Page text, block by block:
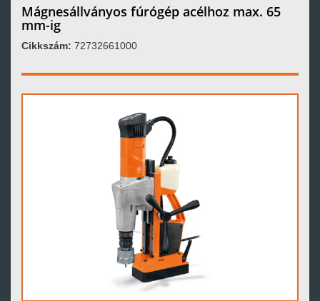
Mágnesállványos fúrógép acélhoz max. 65
mm-ig
Cikkszám: 72732661000